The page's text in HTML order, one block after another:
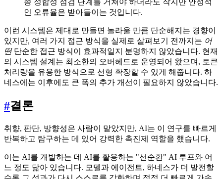
종 정합성 점검 단계를 거쳐야 하더라도 작지만 안정적
인 오류율은 받아들이는 것입니다.
이런 시스템은 제대로 만들면 놀라울 만큼 단순해지는 경향이
있지만, 여러 가지 접근 방식을 실제로 살펴보기 전까지는 어
떤단순한 접근 방식이 효과적일지 분명하지 않았습니다. 현재
의 시스템 설계는 최소한의 오버헤드로 운영되어 왔으며, 토큰
처리량을 유용한 방식으로 선형 확장할 수 있게 해줍니다. 하
네스에는 이후에도 큰 폭의 추가 개선이 필요하지 않았습니다.
#결론
취향, 판단, 방향성은 사람이 맡았지만, AI는 이 연구를 빠르게
반복하고 탐구하는 데 있어 강력한 촉진제 역할을 했습니다.
이는 AI를 개발하는 데 AI를 활용하는 "선순환" AI 루프와 어
느 정도 닮아 있습니다. 모델과 에이전트, 하네스가 더 발전할